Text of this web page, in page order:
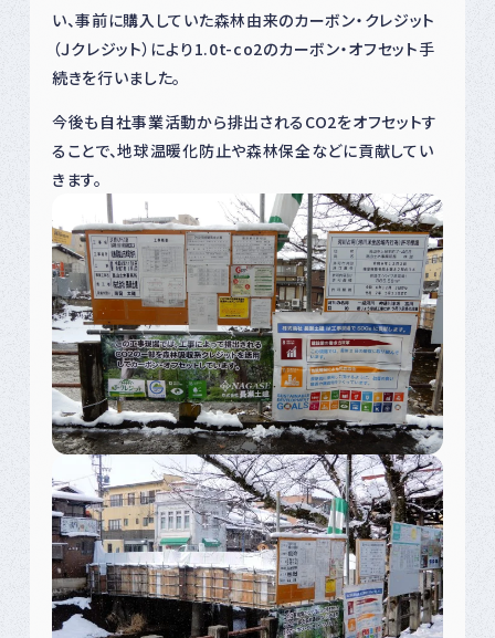
い、事前に購入していた森林由来のカーボン・クレジット
（Ｊクレジット）により1.0t-co2のカーボン・オフセット手
続きを行いました。
今後も自社事業活動から排出されるCO2をオフセットす
ることで、地球温暖化防止や森林保全などに貢献してい
きます。